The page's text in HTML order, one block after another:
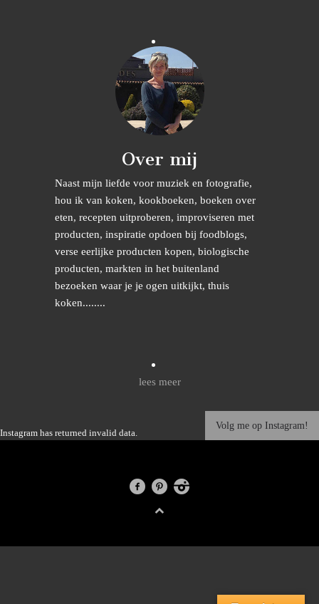
Over mij
Naast mijn liefde voor muziek en fotografie,
hou ik van koken, kookboeken, boeken over
eten, recepten uitproberen, improviseren met
producten, inspiratie opdoen bij foodblogs,
verse eerlijke producten kopen, biologische
producten, markten in het buitenland
bezoeken waar je je ogen uitkijkt, thuis
koken........
lees meer
Instagram has returned invalid data.
Volg me op Instagram!